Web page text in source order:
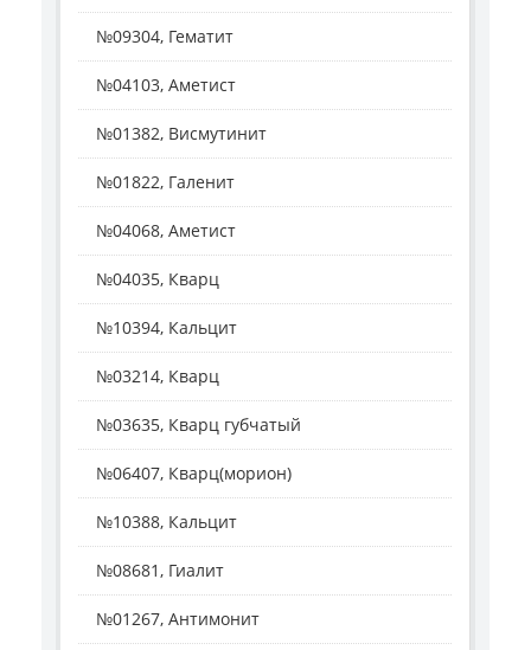
№09304, Гематит
№04103, Аметист
№01382, Висмутинит
№01822, Галенит
№04068, Аметист
№04035, Кварц
№10394, Кальцит
№03214, Кварц
№03635, Кварц губчатый
№06407, Кварц(морион)
№10388, Кальцит
№08681, Гиалит
№01267, Антимонит